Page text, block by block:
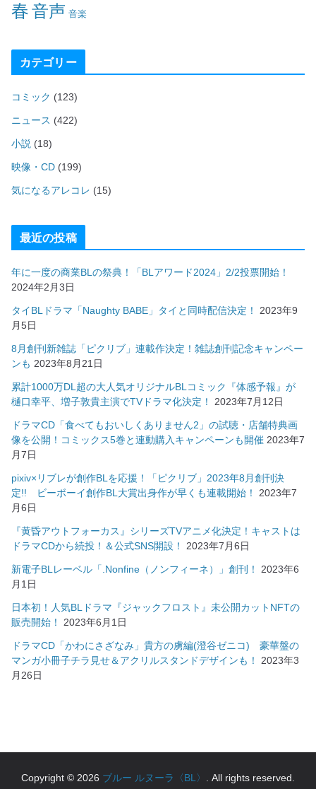
春音声 音楽
カテゴリー
コミック (123)
ニュース (422)
小説 (18)
映像・CD (199)
気になるアレコレ (15)
最近の投稿
年に一度の商業BLの祭典！「BLアワード2024」2/2投票開始！
2024年2月3日
タイBLドラマ「Naughty BABE」タイと同時配信決定！
2023年9
月5日
8月創刊新雑誌「ピクリブ」連載作決定！雑誌創刊記念キャンペー
ンも 2023年8月21日
累計1000万DL超の大人気オリジナルBLコミック『体感予報』が
樋口幸平、増子敦貴主演でTVドラマ化決定！
2023年7月12日
ドラマCD「食べてもおいしくありません2」の試聴・店舗特典画
像を公開！コミックス5巻と連動購入キャンペーンも開催 2023年7
月7日
pixiv×リブレが創作BLを応援！「ピクリブ」2023年8月創刊決
定!! ビーボーイ創作BL大賞出身作が早くも連載開始！
2023年7
月6日
『黄昏アウトフォーカス』シリーズTVアニメ化決定！キャストは
ドラマCDから続投！＆公式SNS開設！
2023年7月6日
新電子BLレーベル「.Nonfine（ノンフィーネ）」創刊！
2023年6
月1日
日本初！人気BLドラマ『ジャックフロスト』未公開カットNFTの
販売開始！
2023年6月1日
ドラマCD「かわにさざなみ」貴方の虜編(澄谷ゼニコ) 豪華盤の
マンガ小冊子チラ見せ＆アクリルスタンドデザインも！
2023年3
月26日
Copyright © 2026 ブルー ルヌーラ〈BL〉 . All rights reserved.